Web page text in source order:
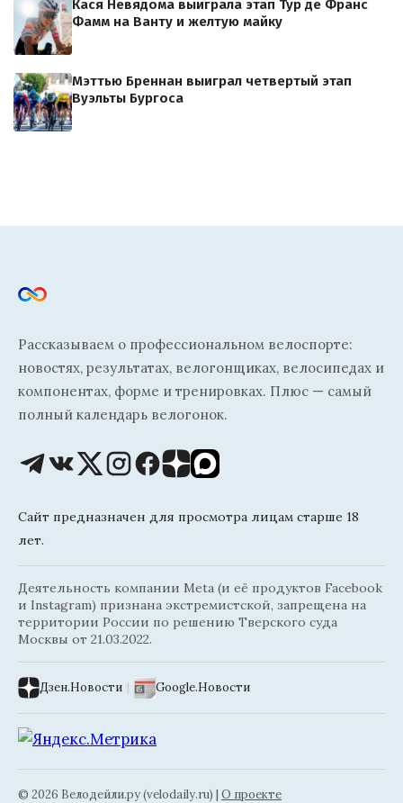
Кася Невядома выиграла этап Тур де Франс
Фамм на Ванту и желтую майку
Мэттью Бреннан выиграл четвертый этап
Вуэльты Бургоса
Рассказываем о профессиональном велоспорте:
новостях, результатах, велогонщиках, велосипедах и
компонентах, форме и тренировках. Плюс — самый
полный календарь велогонок.
Сайт предназначен для просмотра лицам старше 18
лет.
Деятельность компании Meta (и её продуктов Facebook
и Instagram) признана экстремистской, запрещена на
территории России по решению Тверского суда
Москвы от 21.03.2022.
Дзен.Новости | Google.Новости
© 2026 Велодейли.ру (velodaily.ru) | О проекте